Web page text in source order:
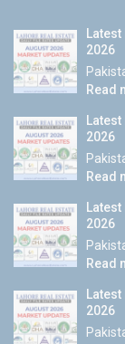
2026
Read
2026
Read
2026
Read
2026